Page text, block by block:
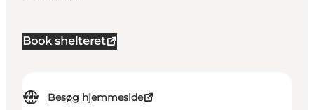
Book shelteret
Besøg hjemmeside